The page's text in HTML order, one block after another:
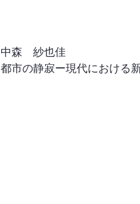
中森　紗也佳
都市の静寂ー現代における